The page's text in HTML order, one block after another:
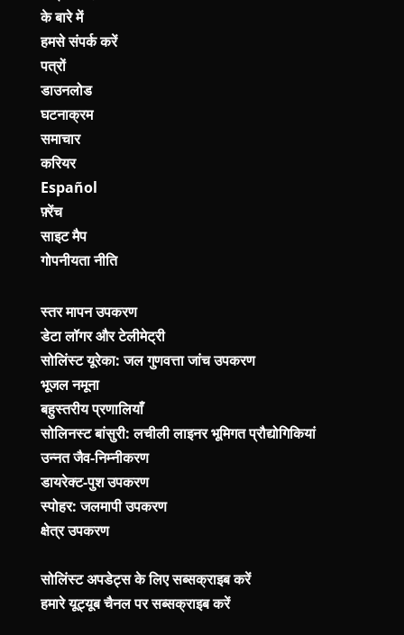
के बारे में
हमसे संपर्क करें
पत्रों
डाउनलोड
घटनाक्रम
समाचार
करियर
Español
फ़्रेंच
साइट मैप
गोपनीयता नीति
स्तर मापन उपकरण
डेटा लॉगर और टेलीमेट्री
सोलिंस्ट यूरेका: जल गुणवत्ता जांच उपकरण
भूजल नमूना
बहुस्तरीय प्रणालियाँ
सोलिनस्ट बांसुरी: लचीली लाइनर भूमिगत प्रौद्योगिकियां
उन्नत जैव-निम्नीकरण
डायरेक्ट-पुश उपकरण
स्पोहर: जलमापी उपकरण
क्षेत्र उपकरण
सोलिंस्ट अपडेट्स के लिए सब्सक्राइब करें
हमारे यूट्यूब चैनल पर सब्सक्राइब करें